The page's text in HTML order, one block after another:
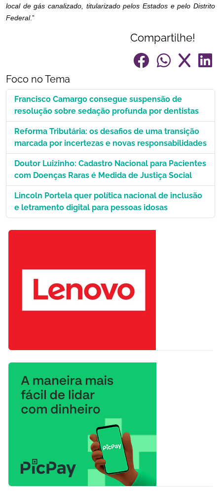
local de gás canalizado, titularizado pelos Estados e pelo Distrito
Federal.”
Compartilhe!
Foco no Tema
Francisco Camargo consegue suspensão de
resolução sobre sedação profunda por dentistas
Reforma Tributária: os desafios de uma transição
marcada por incertezas e novas responsabilidades
Doutor Luizinho: Cadastro Nacional para Pacientes
com Doenças Raras é Medida de Justiça Social
Lincoln Portela quer política nacional de inclusão
e letramento digital para pessoas idosas